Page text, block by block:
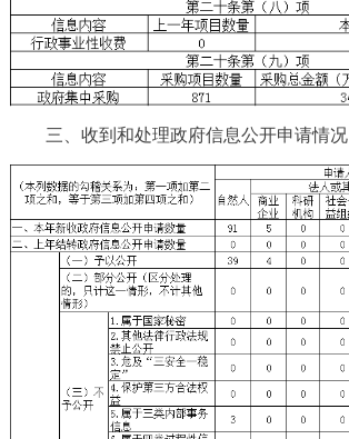
三、收到和处理政府信息公开申请情况